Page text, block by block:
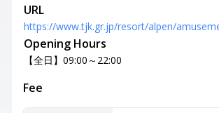
URL
https://www.tjk.gr.jp/resort/alpen/
Opening Hours
【全日】09:00～22:00
Fee